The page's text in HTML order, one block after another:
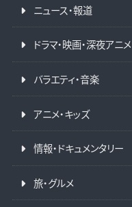
ニュース・報道
ドラマ・映画・深夜アニメ
バラエティ・音楽
アニメ・キッズ
情報・ドキュメンタリー
旅・グルメ